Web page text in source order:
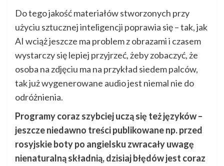
Do tego jakość materiałów stworzonych przy
użyciu sztucznej inteligencji poprawia się – tak, jak
AI wciąż jeszcze ma problem z obrazami i czasem
wystarczy się lepiej przyjrzeć, żeby zobaczyć, że
osoba na zdjęciu ma na przykład siedem palców,
tak już wygenerowane audio jest niemal nie do
odróżnienia.
Programy coraz szybciej uczą się też języków –
jeszcze niedawno treści publikowane np. przed
rosyjskie boty po angielsku zwracały uwagę
nienaturalną składnią, dzisiaj błędów jest coraz